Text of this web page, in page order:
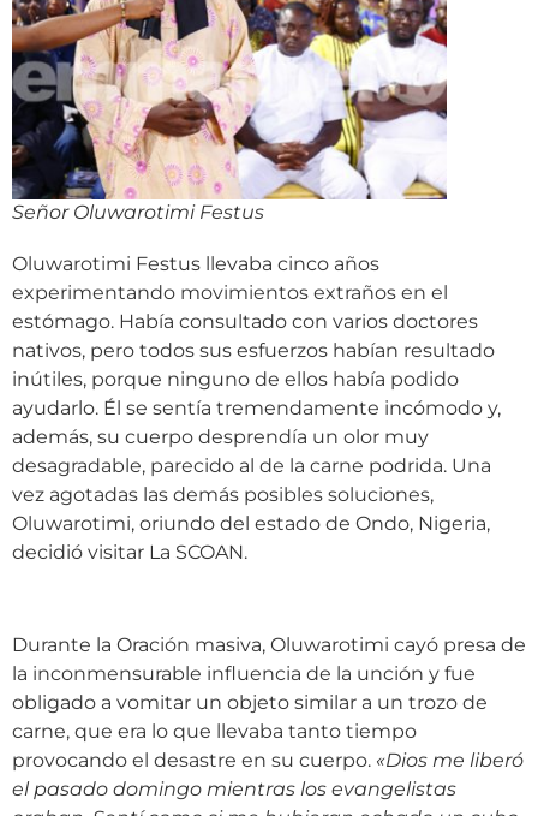
Señor Oluwarotimi Festus
Oluwarotimi Festus llevaba cinco años
experimentando movimientos extraños en el
estómago. Había consultado con varios doctores
nativos, pero todos sus esfuerzos habían resultado
inútiles, porque ninguno de ellos había podido
ayudarlo. Él se sentía tremendamente incómodo y,
además, su cuerpo desprendía un olor muy
desagradable, parecido al de la carne podrida. Una
vez agotadas las demás posibles soluciones,
Oluwarotimi, oriundo del estado de Ondo, Nigeria,
decidió visitar La SCOAN.
Durante la Oración masiva, Oluwarotimi cayó presa de
la inconmensurable influencia de la unción y fue
obligado a vomitar un objeto similar a un trozo de
carne, que era lo que llevaba tanto tiempo
provocando el desastre en su cuerpo. «Dios me liberó
el pasado domingo mientras los evangelistas